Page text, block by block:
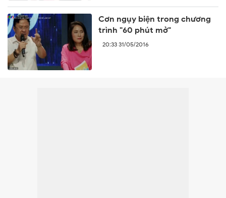
Cơn ngụy biện trong chương
trình "60 phút mở"
20:33 31/05/2016